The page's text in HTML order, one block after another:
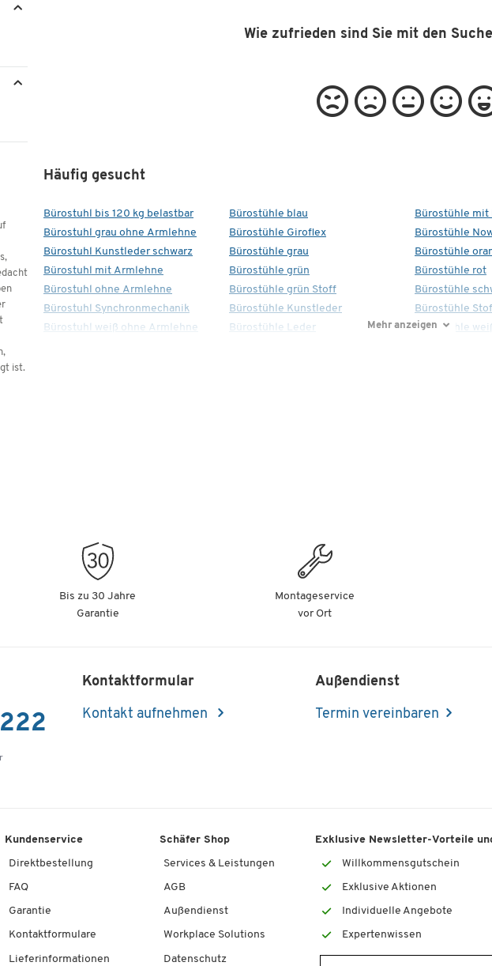
ist.
Wie zufrieden sind Sie mit den
Häufig gesucht
Bürostuhl bis 120 kg belastbar
Bürostuhl grau ohne Armlehne
Bürostuhl Kunstleder schwarz
Bürostuhl mit Armlehne
Bürostuhl ohne Armlehne
Bürostuhl Synchronmechanik
Bürostuhl weiß ohne Armlehne
Bürostühle blau
Bürostühle Giroflex
Bürostühle grau
Bürostühle grün
Bürostühle grün Stoff
Bürostühle Kunstleder
Bürostühle Leder
Bürostühle mit
Bürostühle
Bürostühle
Bürostühle rot
Bürostühle
Bürostühle
Bürostühle
Mehr anzeigen
Bis zu 30 Jahre
Garantie
Montageservice
vor Ort
Kontaktformular
Kontakt aufnehmen
Außendienst
Termin vereinbaren
Kundenservice
Direktbestellung
FAQ
Garantie
Kontaktformulare
Lieferinformationen
Schäfer Shop
Services & Leistungen
AGB
Außendienst
Workplace Solutions
Datenschutz
Exklusive Newsletter-Vorteile
Willkommensgutschein
Exklusive Aktionen
Individuelle Angebote
Expertenwissen